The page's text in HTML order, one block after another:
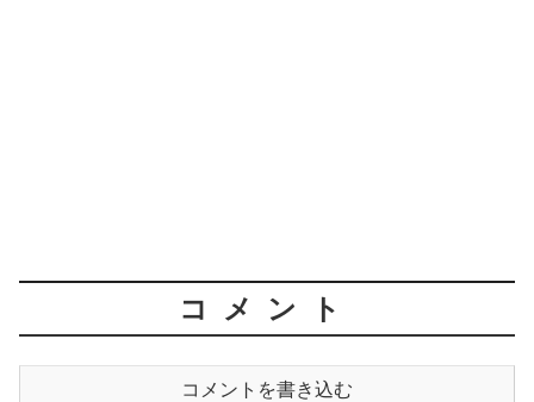
コメント
コメントを書き込む